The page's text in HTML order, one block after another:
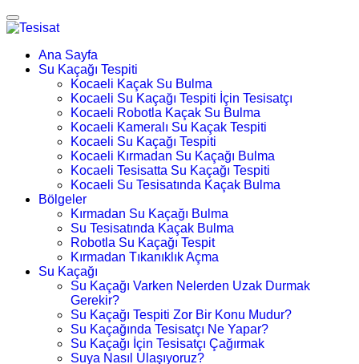
Ana Sayfa
Su Kaçağı Tespiti
Kocaeli Kaçak Su Bulma
Kocaeli Su Kaçağı Tespiti İçin Tesisatçı
Kocaeli Robotla Kaçak Su Bulma
Kocaeli Kameralı Su Kaçak Tespiti
Kocaeli Su Kaçağı Tespiti
Kocaeli Kırmadan Su Kaçağı Bulma
Kocaeli Tesisatta Su Kaçağı Tespiti
Kocaeli Su Tesisatında Kaçak Bulma
Bölgeler
Kırmadan Su Kaçağı Bulma
Su Tesisatında Kaçak Bulma
Robotla Su Kaçağı Tespit
Kırmadan Tıkanıklık Açma
Su Kaçağı
Su Kaçağı Varken Nelerden Uzak Durmak
Gerekir?
Su Kaçağı Tespiti Zor Bir Konu Mudur?
Su Kaçağında Tesisatçı Ne Yapar?
Su Kaçağı İçin Tesisatçı Çağırmak
Suya Nasıl Ulaşıyoruz?